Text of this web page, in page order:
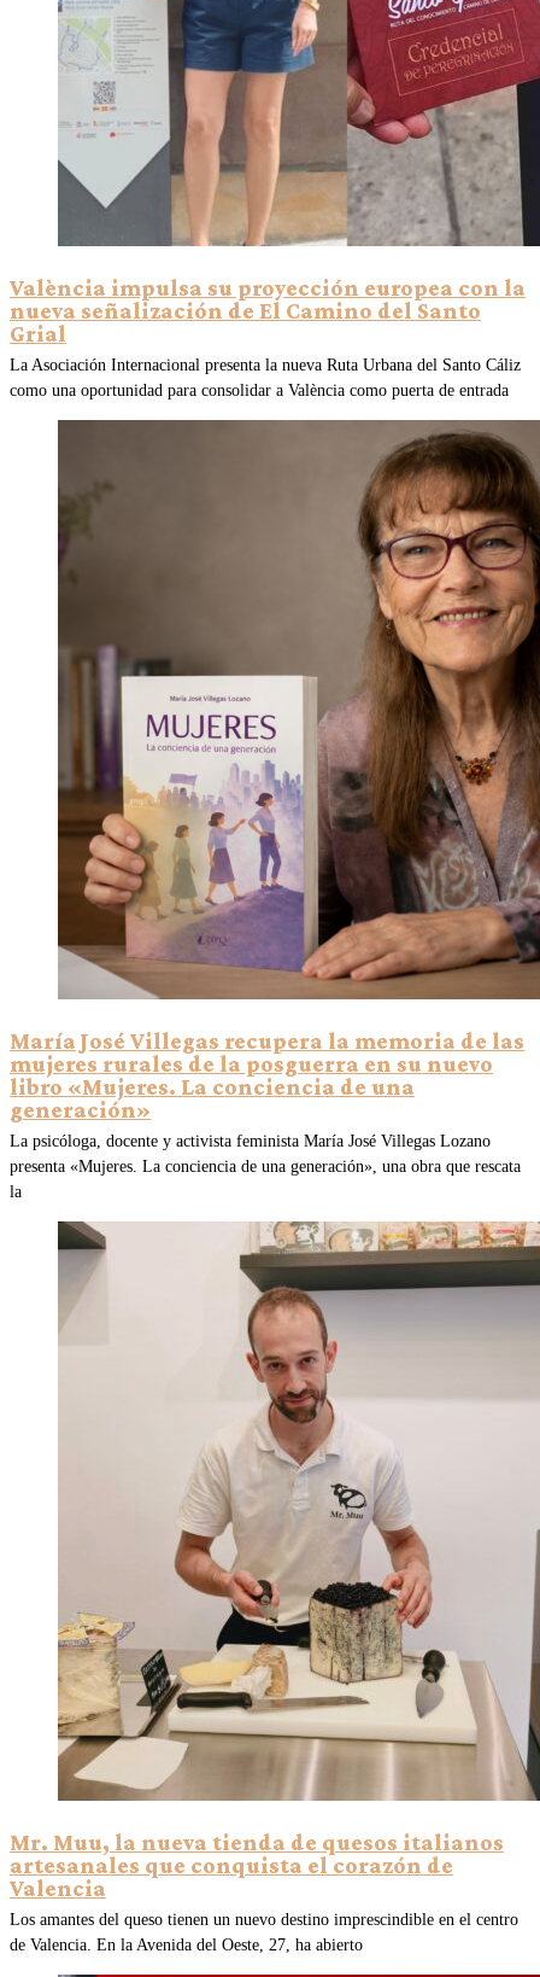
València impulsa su proyección europea con la
nueva señalización de El Camino del Santo
Grial
La Asociación Internacional presenta la nueva Ruta Urbana del Santo Cáliz
como una oportunidad para consolidar a València como puerta de entrada
María José Villegas recupera la memoria de las
mujeres rurales de la posguerra en su nuevo
libro «Mujeres. La conciencia de una
generación»
La psicóloga, docente y activista feminista María José Villegas Lozano
presenta «Mujeres. La conciencia de una generación», una obra que rescata
la
Mr. Muu, la nueva tienda de quesos italianos
artesanales que conquista el corazón de
Valencia
Los amantes del queso tienen un nuevo destino imprescindible en el centro
de Valencia. En la Avenida del Oeste, 27, ha abierto